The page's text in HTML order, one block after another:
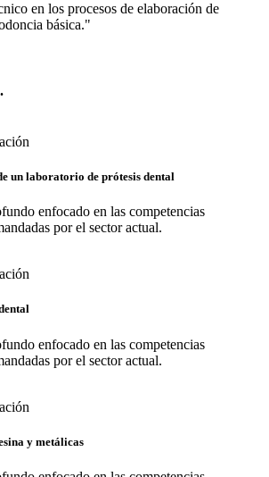
en los procesos de elaboración de
básica."
un laboratorio de prótesis dental
enfocado en las competencias
por el sector actual.
enfocado en las competencias
por el sector actual.
y metálicas